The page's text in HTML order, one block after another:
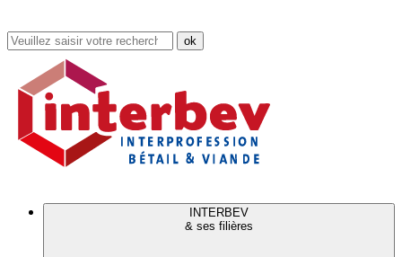
Rechercher
dans
site
INTERBEV
& ses filières